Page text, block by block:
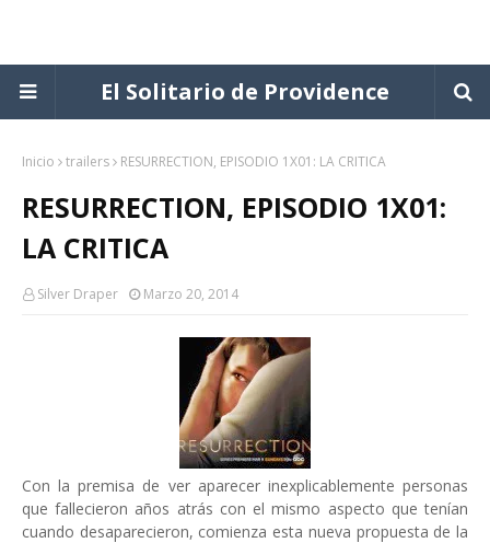
El Solitario de Providence
Inicio trailers RESURRECTION, EPISODIO 1X01: LA CRITICA
RESURRECTION, EPISODIO 1X01:
LA CRITICA
Silver Draper Marzo 20, 2014
Con la premisa de ver aparecer inexplicablemente personas
que fallecieron años atrás con el mismo aspecto que tenían
cuando desaparecieron, comienza esta nueva propuesta de la